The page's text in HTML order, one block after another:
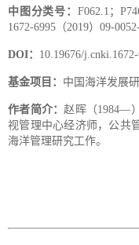
中图分类号： F062.1
1672-6995（2019）09-
DOI： 10.19676/
基金项目： 中国海洋发展
作者简介：赵晖（1984—
视管理中心经济师，公共
海洋管理研究工作。